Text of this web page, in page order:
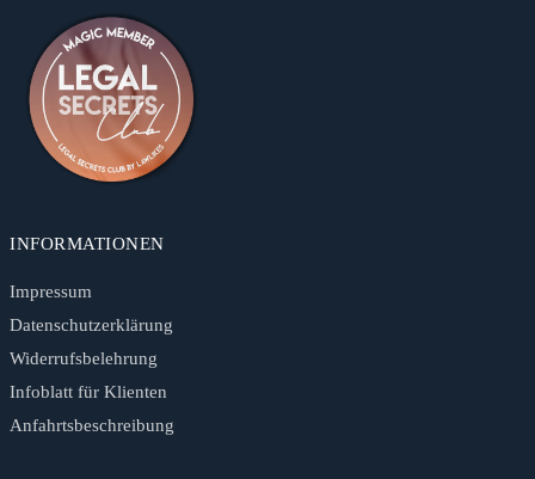
INFORMATIONEN
Impressum
Datenschutzerklärung
Widerrufsbelehrung
Infoblatt für Klienten
Anfahrtsbeschreibung